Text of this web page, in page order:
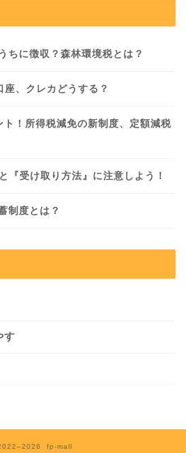
ちに徴収？森林環境税とは？
、クレカどうする？
！所得税減免の新制度、定額減税
『受け取り方法』に注意しよう！
制度とは？
す
fp-mall